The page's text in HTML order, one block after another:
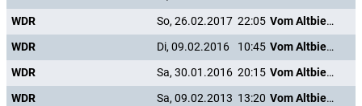
WDR
So, 26.02.2017 22:05
Vom Altbierlied bis Viva Colonia
WDR
Di, 09.02.2016 10:45
Vom Altbierlied bis Viva Colonia
WDR
Sa, 30.01.2016 20:15
Vom Altbierlied bis Viva Colonia
WDR
Sa, 09.02.2013 13:20
Vom Altbierlied bis Viva Colonia